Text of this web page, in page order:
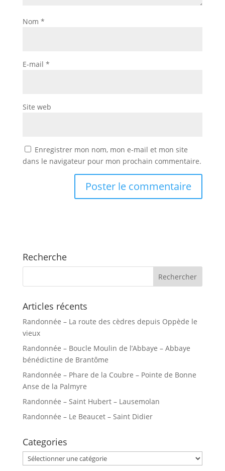
Nom *
E-mail *
Site web
Enregistrer mon nom, mon e-mail et mon site
dans le navigateur pour mon prochain commentaire.
Recherche
Articles récents
Randonnée – La route des cèdres depuis Oppède le
vieux
Randonnée – Boucle Moulin de l’Abbaye – Abbaye
bénédictine de Brantôme
Randonnée – Phare de la Coubre – Pointe de Bonne
Anse de la Palmyre
Randonnée – Saint Hubert – Lausemolan
Randonnée – Le Beaucet – Saint Didier
Categories
Categories